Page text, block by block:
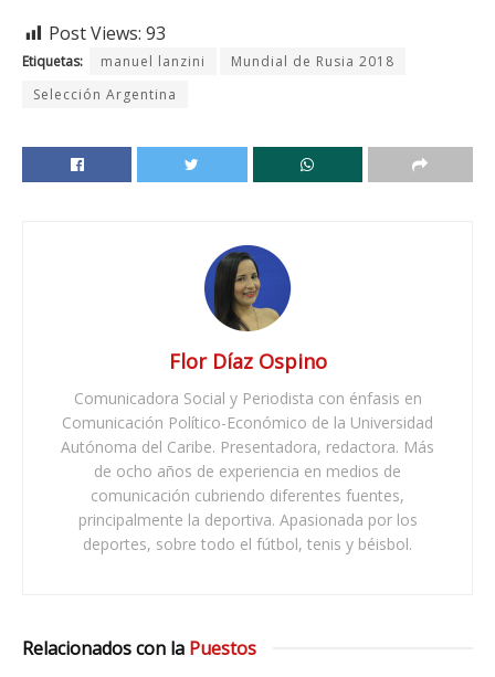
Post Views: 93
Etiquetas: manuel lanzini
Mundial de Rusia 2018
Selección Argentina
Flor Díaz Ospino
Comunicadora Social y Periodista con énfasis en
Comunicación Político-Económico de la Universidad
Autónoma del Caribe. Presentadora, redactora. Más
de ocho años de experiencia en medios de
comunicación cubriendo diferentes fuentes,
principalmente la deportiva. Apasionada por los
deportes, sobre todo el fútbol, tenis y béisbol.
Relacionados con la Puestos